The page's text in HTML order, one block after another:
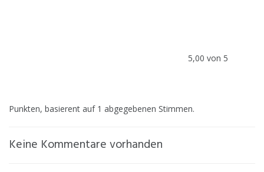
5,00 von 5
Punkten, basierent auf 1 abgegebenen Stimmen.
Keine Kommentare vorhanden